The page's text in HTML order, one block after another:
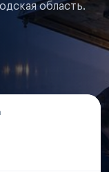
область.